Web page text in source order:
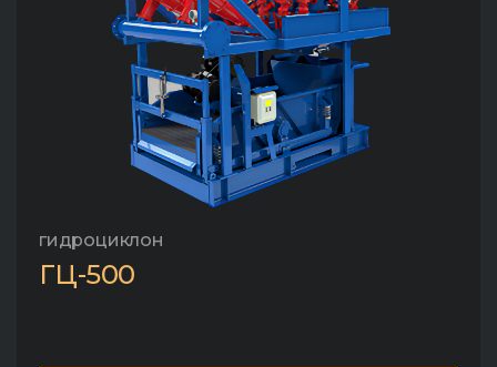
гидроциклон
ГЦ-500